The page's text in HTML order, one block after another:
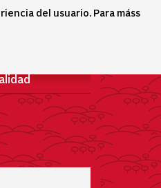
del usuario. Para máss